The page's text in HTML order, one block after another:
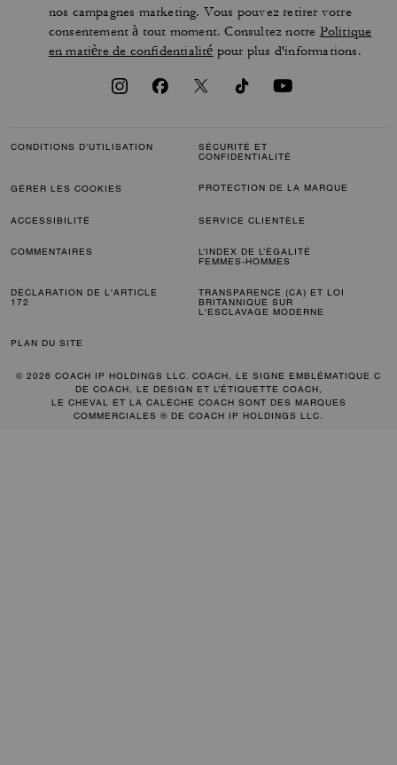
nos campagnes marketing. Vous pouvez retirer votre
consentement à tout moment. Consultez notre Politique
en matière de confidentialité pour plus d'informations.
CONDITIONS D'UTILISATION
SÉCURITÉ ET
CONFIDENTIALITÉ
GÉRER LES COOKIES PROTECTION DE LA MARQUE
ACCESSIBILITÉ SERVICE CLIENTÈLE
COMMENTAIRES
L’INDEX DE L’ÉGALITÉ
FEMMES-HOMMES
DÉCLARATION DE L'ARTICLE
172
TRANSPARENCE (CA) ET LOI
BRITANNIQUE SUR
L'ESCLAVAGE MODERNE
PLAN DU SITE
© 2026 COACH IP HOLDINGS LLC. COACH, LE SIGNE EMBLÉMATIQUE C
DE COACH, LE DESIGN ET L’ÉTIQUETTE COACH,
LE CHEVAL ET LA CALÈCHE COACH SONT DES MARQUES
COMMERCIALES ® DE COACH IP HOLDINGS LLC.